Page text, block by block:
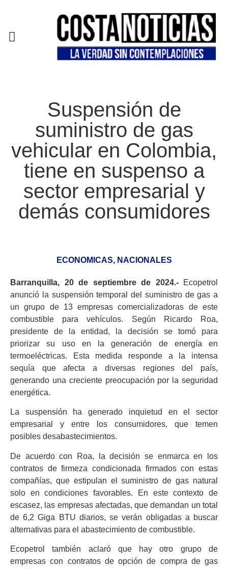
Suspensión de
suministro de gas
vehicular en Colombia,
tiene en suspenso a
sector empresarial y
demás consumidores
ECONOMICAS, NACIONALES
Barranquilla, 20 de septiembre de 2024.-Ecopetrol
anunció la suspensión temporal del suministro de gas a
un grupo de 13 empresas comercializadoras de este
combustible para vehículos. Según Ricardo Roa,
presidente de la entidad, la decisión se tomó para
priorizar su uso en la generación de energía en
termoeléctricas. Esta medida responde a la intensa
sequía que afecta a diversas regiones del país,
generando una creciente preocupación por la seguridad
energética.
La suspensión ha generado inquietud en el sector
empresarial y entre los consumidores, que temen
posibles desabastecimientos.
De acuerdo con Roa, la decisión se enmarca en los
contratos de firmeza condicionada firmados con estas
compañías, que estipulan el suministro de gas natural
solo en condiciones favorables. En este contexto de
escasez, las empresas afectadas, que demandan un total
de 6,2 Giga BTU diarios, se verán obligadas a buscar
alternativas para el abastecimiento de combustible.
Ecopetrol también aclaró que hay otro grupo de
empresas con contratos de opción de compra de gas